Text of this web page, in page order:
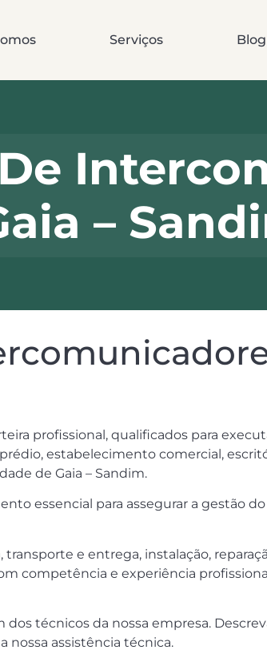
Serviços Blog
–
profissional, qualificados para
estabelecimento comercial,
de Gaia – Sandim.
essencial para assegurar a gestão do
transporte e entrega, instalação,
competência e experiência
técnicos da nossa empresa.
nossa assistência técnica.